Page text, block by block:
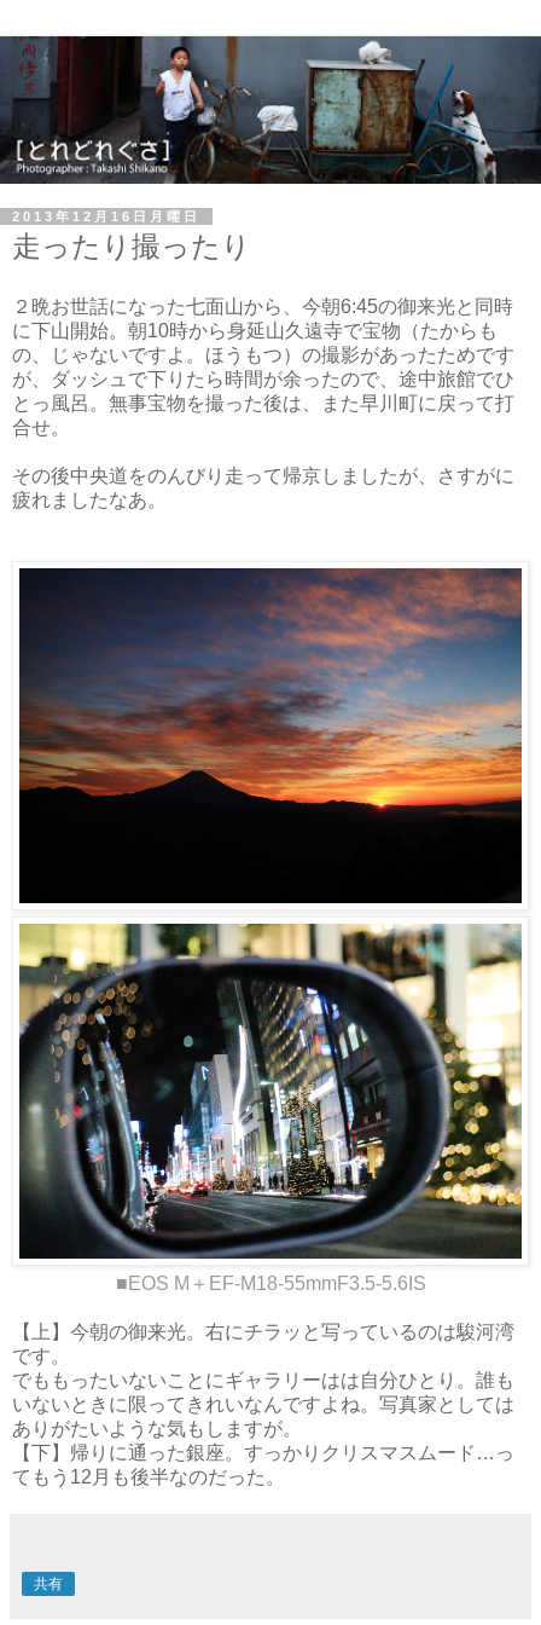
2013年12月16日月曜日
走ったり撮ったり
２晩お世話になった七面山から、今朝6:45の御来光と同時
に下山開始。朝10時から身延山久遠寺で宝物（たからも
の、じゃないですよ。ほうもつ）の撮影があったためです
が、ダッシュで下りたら時間が余ったので、途中旅館でひ
とっ風呂。無事宝物を撮った後は、また早川町に戻って打
合せ。
その後中央道をのんびり走って帰京しましたが、さすがに
疲れましたなあ。
■EOS M＋EF-M18-55mmF3.5-5.6IS
【上】今朝の御来光。右にチラッと写っているのは駿河湾
です。
でももったいないことにギャラリーはは自分ひとり。誰も
いないときに限ってきれいなんですよね。写真家としては
ありがたいような気もしますが。
【下】帰りに通った銀座。すっかりクリスマスムード…っ
てもう12月も後半なのだった。
共有